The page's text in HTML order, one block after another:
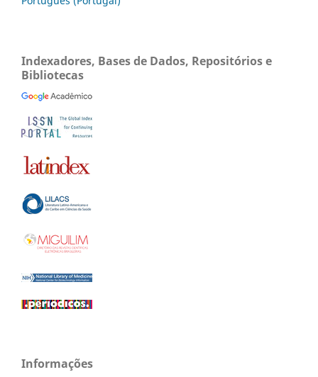
Indexadores, Bases de Dados, Repositórios e
Bibliotecas
Informações